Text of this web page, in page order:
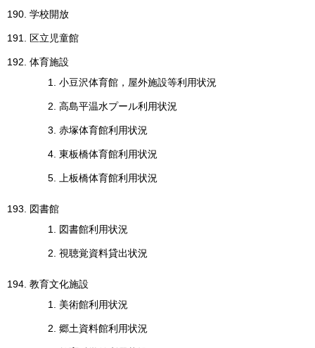
学校開放
区立児童館
体育施設
小豆沢体育館，屋外施設等利用状況
高島平温水プール利用状況
赤塚体育館利用状況
東板橋体育館利用状況
上板橋体育館利用状況
図書館
図書館利用状況
視聴覚資料貸出状況
教育文化施設
美術館利用状況
郷土資料館利用状況